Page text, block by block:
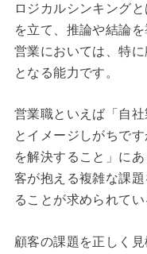
ロジカルシンキング
を立て、推論や結論
営業においては、特
となる能力です。
営業職といえば「自社
とイメージしがちで
を解決すること」に
客が抱える複雑な課
ることが求められてい
顧客の課題を正しく